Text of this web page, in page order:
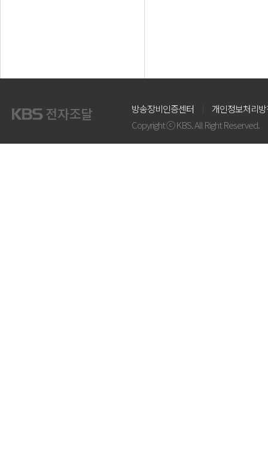
방송장비인증센터
개인정보처리
Copyright ⓒ KBS. All Right Reserved.